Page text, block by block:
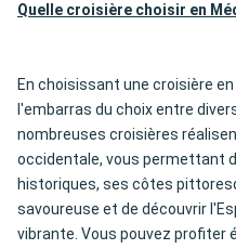
Quelle croisière choisir en
En choisissant une croisière
l'embarras du choix entre
nombreuses croisières
occidentale, vous permettant
historiques, ses côtes
savoureuse et de découvrir
vibrante. Vous pouvez profiter